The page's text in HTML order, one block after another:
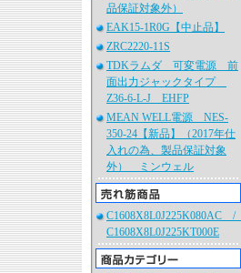
品保証対象外）
EAK15-1R0G【中止品】
ZRC2220-11S
TDKラムダ 可変電源 前
面出力ジャックタイプ
Z36-6-L-J EHFP
MEAN WELL電源 NES-
350-24【新品】（2017年仕
入れの為、製品保証対象
外） ミンウェル
C1608X8L0J225K080AC /
C1608X8L0J225KT000E